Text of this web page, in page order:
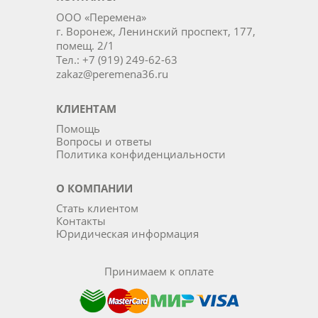
ООО «Перемена»
г. Воронеж, Ленинский проспект, 177,
помещ. 2/1
Тел.: +7 (919) 249-62-63
zakaz@peremena36.ru
КЛИЕНТАМ
Помощь
Вопросы и ответы
Политика конфиденциальности
О КОМПАНИИ
Стать клиентом
Контакты
Юридическая информация
Принимаем к оплате